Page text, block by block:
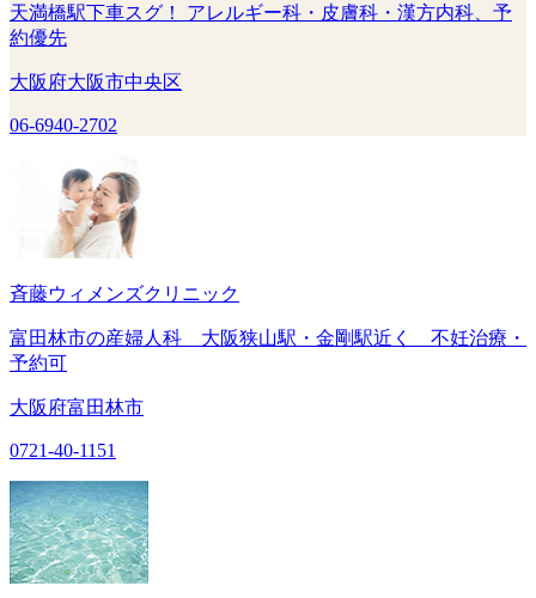
天満橋駅下車スグ！ アレルギー科・皮膚科・漢方内科、予
約優先
大阪府大阪市中央区
06-6940-2702
斉藤ウィメンズクリニック
富田林市の産婦人科 大阪狭山駅・金剛駅近く 不妊治療・
予約可
大阪府富田林市
0721-40-1151